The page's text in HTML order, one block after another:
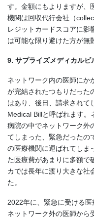
す。金額にもよりますが、
機関は回収代行会社（
レジットカードスコアに影
は可能な限り避けた方が無
9. サプライズメディカル
ネットワーク内の医師にか
が完結されたつもりだった
はあり、後日、請求されて
Medical Billと呼ばれます。
病院の中でネットワーク外
てしまった、緊急だったの
の医療機関に運ばれてしま
た医療費があまりに多額で
カでは長年に渡り大きな社
た。
2022年に、緊急に受ける
ネットワーク外の医師から